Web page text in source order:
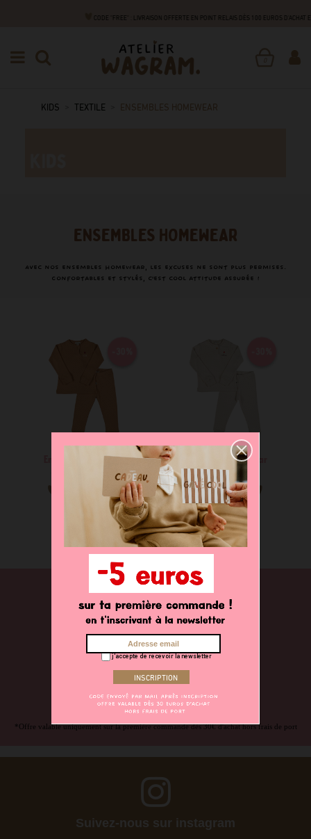
CODE "FREE" : LIVRAISON OFFERTE EN POINT RELAIS DÈS 100 EUROS D'ACHAT
KIDS TEXTILE ENSEMBLES HOMEWEAR
ENSEMBLES HOMEWEAR
Avec nos ensembles homewear, les excuses ne sont plus permises.
Confortables et stylés, c'est cool attitude assurée !
Ensemble homewear
22,33 €
Ensemble homewear
31,90 € 22,33 €
NEWSLETTER
Abonnez-vous pour ne rien louper de nos dernières nouveautés
et de nos bons plans.
On vous offre 5€ sur votre première commande
*Offre valable uniquement sur la première commande dès 30€ d'achat hors frais de port
Suivez-nous sur instagram
j'accepte de recevoir la newsletter